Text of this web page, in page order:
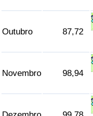
Outubro 87,72
Novembro 98,94